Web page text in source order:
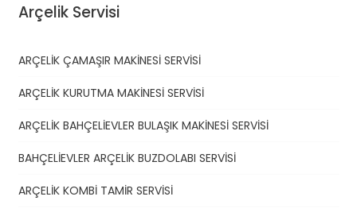
Arçelik Servisi
ARÇELİK ÇAMAŞIR MAKİNESİ SERVİSİ
ARÇELİK KURUTMA MAKİNESİ SERVİSİ
ARÇELİK BAHÇELİEVLER BULAŞIK MAKİNESİ SERVİSİ
BAHÇELİEVLER ARÇELİK BUZDOLABI SERVİSİ
ARÇELİK KOMBİ TAMİR SERVİSİ